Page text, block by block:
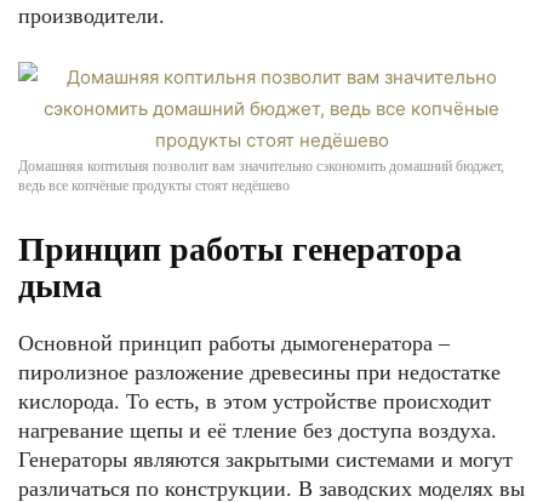
производители.
Домашняя коптильня позволит вам значительно сэкономить домашний бюджет,
ведь все копчёные продукты стоят недёшево
Принцип работы генератора
дыма
Основной принцип работы дымогенератора –
пиролизное разложение древесины при недостатке
кислорода. То есть, в этом устройстве происходит
нагревание щепы и её тление без доступа воздуха.
Генераторы являются закрытыми системами и могут
различаться по конструкции. В заводских моделях вы